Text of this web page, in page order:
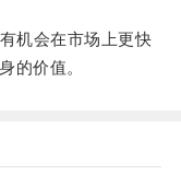
机会在市场上更快
的价值。